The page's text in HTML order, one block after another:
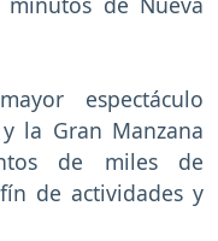
espectáculo
la Gran Manzana
de miles de
de actividades y